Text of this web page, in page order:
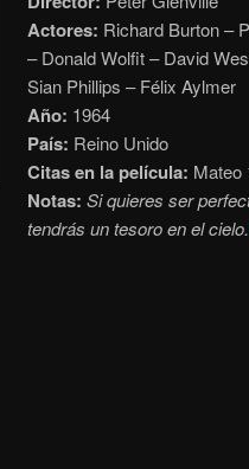
Actores: Richard Burton –
– Donald Wolfit – David
Sian Phillips – Félix Aylmer
Año: 1964
País: Reino Unido
Citas en la película: Mateo
Notas: Si quieres ser
tendrás un tesoro en el cielo.